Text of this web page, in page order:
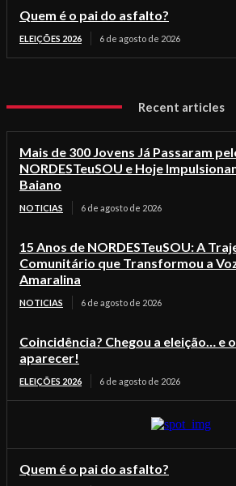
Quem é o pai do asfalto?
ELEIÇÕES 2026 6 de agosto de 2026
Recent articles
Mais de 300 Jovens Já Passaram
NORDESTeuSOU e Hoje
Baiano
NOTICIAS 6 de agosto de 2026
15 Anos de NORDESTeuSOU: A
Comunitário que Transformou a
Amaralina
NOTICIAS 6 de agosto de 2026
Coincidência? Chegou a eleição… e
aparecer!
ELEIÇÕES 2026 6 de agosto de 2026
Quem é o pai do asfalto?